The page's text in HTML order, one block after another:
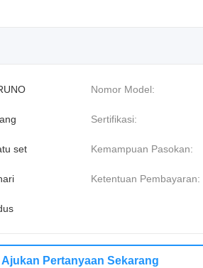
Nomor Model:
Sertifikasi:
set Kemampuan Pasokan:
Ketentuan Pembayaran:
Ajukan Pertanyaan Sekarang